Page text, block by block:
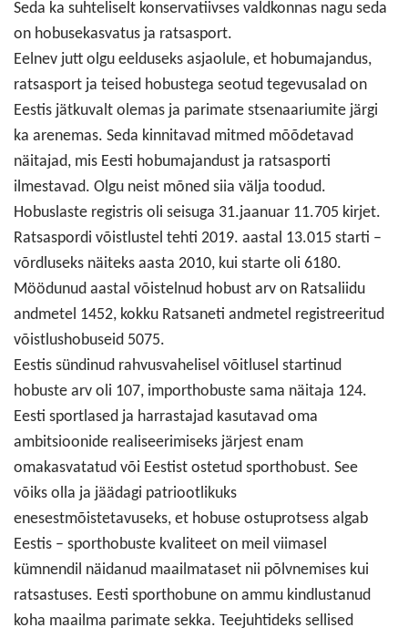
Seda ka suhteliselt konservatiivses valdkonnas nagu seda
on hobusekasvatus ja ratsasport.
Eelnev jutt olgu eelduseks asjaolule, et hobumajandus,
ratsasport ja teised hobustega seotud tegevusalad on
Eestis jätkuvalt olemas ja parimate stsenaariumite järgi
ka arenemas. Seda kinnitavad mitmed mõõdetavad
näitajad, mis Eesti hobumajandust ja ratsasporti
ilmestavad. Olgu neist mõned siia välja toodud.
Hobuslaste registris oli seisuga 31.jaanuar 11.705 kirjet.
Ratsaspordi võistlustel tehti 2019. aastal 13.015 starti –
võrdluseks näiteks aasta 2010, kui starte oli 6180.
Möödunud aastal võistelnud hobust arv on Ratsaliidu
andmetel 1452, kokku Ratsaneti andmetel registreeritud
võistlushobuseid 5075.
Eestis sündinud rahvusvahelisel võitlusel startinud
hobuste arv oli 107, importhobuste sama näitaja 124.
Eesti sportlased ja harrastajad kasutavad oma
ambitsioonide realiseerimiseks järjest enam
omakasvatatud või Eestist ostetud sporthobust. See
võiks olla ja jäädagi patriootlikuks
enesestmõistetavuseks, et hobuse ostuprotsess algab
Eestis – sporthobuste kvaliteet on meil viimasel
kümnendil näidanud maailmataset nii põlvnemises kui
ratsastuses. Eesti sporthobune on ammu kindlustanud
koha maailma parimate sekka. Teejuhtideks sellised